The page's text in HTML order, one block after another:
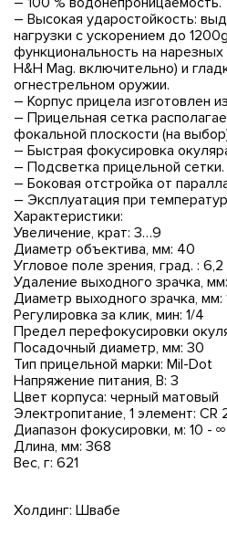
– Высокая ударостойкость:
нагрузки с ускорением до
функциональность на
H&H Mag. включительно) и
огнестрельном оружии.
– Корпус прицела изготовлен
– Прицельная сетка
фокальной плоскости (на
– Быстрая фокусировка
– Подсветка прицельной сетки.
– Боковая отстройка от
– Эксплуатация при
Характеристики:
Увеличение, крат: 3…9
Диаметр объектива, мм: 40
Угловое поле зрения, град. : 6,2
Удаление выходного зрачка,
Диаметр выходного зрачка, мм:
Регулировка за клик, мин: 1/4
Предел перефокусировки
Посадочный диаметр, мм: 30
Тип прицельной марки: Mil-Dot
Напряжение питания, В: 3
Цвет корпуса: черный матовый
Электропитание, 1 элемент: CR
Диапазон фокусировки, м: 10 - ∞
Длина, мм: 368
Вес, г: 621
Холдинг: Швабе